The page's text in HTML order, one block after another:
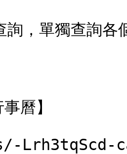
，單獨查詢各
曆】